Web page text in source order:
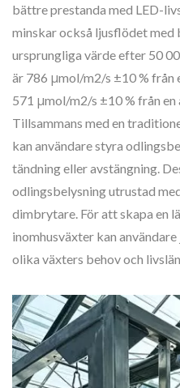
bättre prestanda med LED-
minskar också ljusflödet
ursprungliga värde efter 50
är 786 μmol/m2/s ±10 % från
571 μmol/m2/s ±10 % från
Tillsammans med en
kan användare styra
tändning eller avstängning.
odlingsbelysning utrustad
dimbrytare. För att skapa en
inomhusväxter kan
olika växters behov och